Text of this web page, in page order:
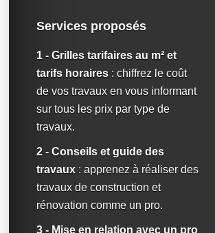
Services proposés
1 - Grilles tarifaires au m² et
tarifs horaires : chiffrez le coût
de vos travaux en vous informant
sur tous les prix par type de
travaux.
2 - Conseils et guide des
travaux : apprenez à réaliser des
travaux de construction et
rénovation comme un pro.
3 - Mise en relation avec un pro